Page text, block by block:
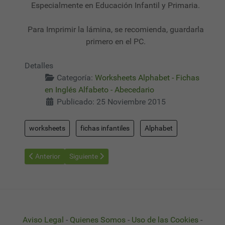
Especialmente en Educación Infantil y Primaria.
Para Imprimir la lámina, se recomienda, guardarla
primero en el PC.
Detalles
Categoría: Worksheets Alphabet - Fichas
en Inglés Alfabeto - Abecedario
Publicado: 25 Noviembre 2015
worksheets fichas infantiles Alphabet
Artículo anterior: Worksheets Alphabet 25 - Fichas Alfabeto en
Anterior Artículo siguiente: Worksheets Alphabet 27 -
Siguiente
Aviso Legal - Quienes Somos - Uso de las Cookies -